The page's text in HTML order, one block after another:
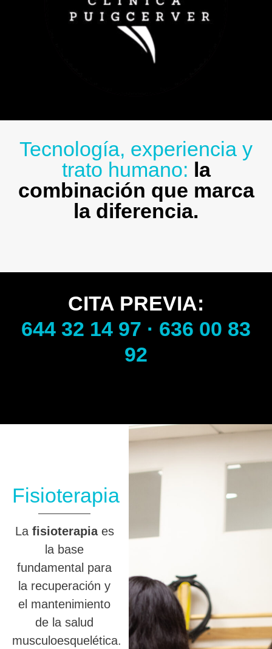
Tecnología, experiencia y
trato humano: la
combinación que marca
la diferencia.
CITA PREVIA:
644 32 14 97 · 636 00 83
92
Fisioterapia
La fisioterapiaes
la base
fundamental para
la recuperación y
el mantenimiento
de la salud
musculoesquelética.